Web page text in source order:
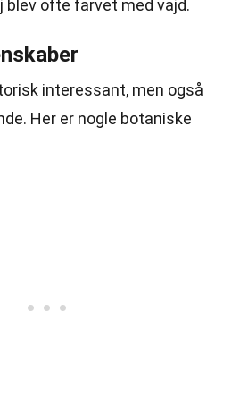
blev ofte farvet med vajd.
interessant, men også
Her er nogle botaniske